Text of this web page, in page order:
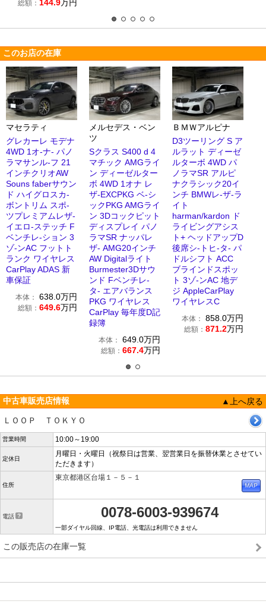
総額： 144.9万円
このお店の在庫
マセラティ
グレカーレ モデナ
4WD 1オ-ナ- パノ
ラマサンル-フ 21
インチクリオAW
Souns faberサウン
ド ハイグロスカ-
ボントリム スポ-
ツプレミアムレザ-
イエロ-ステッチ F
ベンチレ-ション 3
ゾ-ンAC フットト
ランク ワイヤレス
CarPlay ADAS 新
車保証
本体： 638.0万円
総額： 649.6万円
メルセデス・ベン
ツ
Sクラス S400 d 4
マチック AMGライ
ン ディーゼルター
ボ 4WD 1オナ レ
ザ-EXCPKG ベ-シ
ックPKG AMGライ
ン 3Dコックピット
ディスプレイ パノ
ラマSR ナッパレ
ザ- AMG20インチ
AW Digitalライト
Burmester3Dサウ
ンド Fベンチレ-
タ- エアバランス
PKG ワイヤレス
CarPlay 毎年度D記
録簿
本体： 649.0万円
総額： 667.4万円
ＢＭＷアルピナ
D3ツーリング S ア
ルラット ディーゼ
ルターボ 4WD パ
ノラマSR アルピ
ナクラシック20イ
ンチ BMWレ-ザ-ラ
イト
harman/kardon ド
ライビングアシス
ト+ ヘッドアップD
後席シ-トヒ-タ- パ
ドルシフト ACC
ブラインドスポッ
ト 3ゾ-ンAC 地デ
ジ AppleCarPlay
ワイヤレスC
本体： 858.0万円
総額： 871.2万円
中古車販売店情報
▲上へ戻る
ＬＯＯＰ ＴＯＫＹＯ
営業時間 10:00～19:00
定休日
月曜日・火曜日（祝祭日は営業、翌営業日を振替休業とさせてい
ただきます）
住所
東京都港区台場１－５－１
電話 0078-6003-939674
一部ダイヤル回線、IP電話、光電話は利用できません
この販売店の在庫一覧